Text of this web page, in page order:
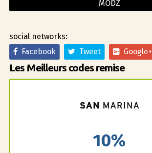
MODZ
social networks:
Facebook
Tweet Google+
Les Meilleurs codes remise
10%